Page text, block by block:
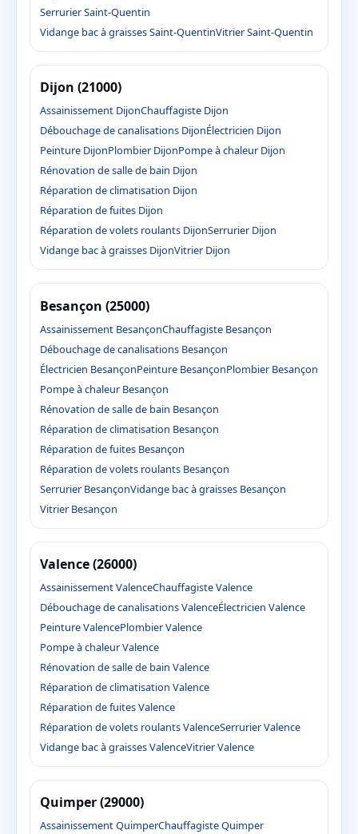
Serrurier Saint-Quentin
Vidange bac à graisses Saint-QuentinVitrier Saint-Quentin
Dijon (21000)
Assainissement DijonChauffagiste Dijon
Débouchage de canalisations DijonÉlectricien Dijon
Peinture DijonPlombier DijonPompe à chaleur Dijon
Rénovation de salle de bain Dijon
Réparation de climatisation Dijon
Réparation de fuites Dijon
Réparation de volets roulants DijonSerrurier Dijon
Vidange bac à graisses DijonVitrier Dijon
Besançon (25000)
Assainissement BesançonChauffagiste Besançon
Débouchage de canalisations Besançon
Électricien BesançonPeinture BesançonPlombier Besançon
Pompe à chaleur Besançon
Rénovation de salle de bain Besançon
Réparation de climatisation Besançon
Réparation de fuites Besançon
Réparation de volets roulants Besançon
Serrurier BesançonVidange bac à graisses Besançon
Vitrier Besançon
Valence (26000)
Assainissement ValenceChauffagiste Valence
Débouchage de canalisations ValenceÉlectricien Valence
Peinture ValencePlombier Valence
Pompe à chaleur Valence
Rénovation de salle de bain Valence
Réparation de climatisation Valence
Réparation de fuites Valence
Réparation de volets roulants ValenceSerrurier Valence
Vidange bac à graisses ValenceVitrier Valence
Quimper (29000)
Assainissement QuimperChauffagiste Quimper